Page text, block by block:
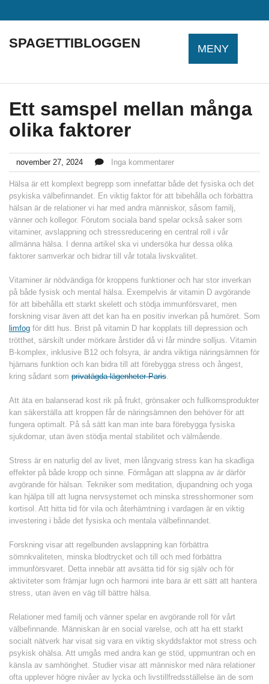
SPAGETTIBLOGGEN MENY
Ett samspel mellan många
olika faktorer
november 27, 2024 Inga kommentarer
Hälsa är ett komplext begrepp som innefattar både det fysiska och det
psykiska välbefinnandet. En viktig faktor för att bibehålla och förbättra
hälsan är de relationer vi har med andra människor, såsom familj,
vänner och kollegor. Förutom sociala band spelar också saker som
vitaminer, avslappning och stressreducering en central roll i vår
allmänna hälsa. I denna artikel ska vi undersöka hur dessa olika
faktorer samverkar och bidrar till vår totala livskvalitet.
Vitaminer är nödvändiga för kroppens funktioner och har stor inverkan
på både fysisk och mental hälsa. Exempelvis är vitamin D avgörande
för att bibehålla ett starkt skelett och stödja immunförsvaret, men
forskning visar även att det kan ha en positiv inverkan på humöret. Som
limfog för ditt hus. Brist på vitamin D har kopplats till depression och
trötthet, särskilt under mörkare årstider då vi får mindre solljus. Vitamin
B-komplex, inklusive B12 och folsyra, är andra viktiga näringsämnen för
hjärnans funktion och kan bidra till att förebygga stress och ångest,
kring sådant som privatägda lägenheter Paris.
Att äta en balanserad kost rik på frukt, grönsaker och fullkornsprodukter
kan säkerställa att kroppen får de näringsämnen den behöver för att
fungera optimalt. På så sätt kan man inte bara förebygga fysiska
sjukdomar, utan även stödja mental stabilitet och välmående.
Stress är en naturlig del av livet, men långvarig stress kan ha skadliga
effekter på både kropp och sinne. Förmågan att slappna av är därför
avgörande för hälsan. Tekniker som meditation, djupandning och yoga
kan hjälpa till att lugna nervsystemet och minska stresshormoner som
kortisol. Att hitta tid för vila och återhämtning i vardagen är en viktig
investering i både det fysiska och mentala välbefinnandet.
Forskning visar att regelbunden avslappning kan förbättra
sömnkvaliteten, minska blodtrycket och till och med förbättra
immunförsvaret. Detta innebär att avsätta tid för sig själv och för
aktiviteter som främjar lugn och harmoni inte bara är ett sätt att hantera
stress, utan även en väg till bättre hälsa.
Relationer med familj och vänner spelar en avgörande roll för vårt
välbefinnande. Människan är en social varelse, och att ha ett starkt
socialt nätverk har visat sig vara en viktig skyddsfaktor mot stress och
psykisk ohälsa. Att umgås med andra kan ge stöd, uppmuntran och en
känsla av samhörighet. Studier visar att människor med nära relationer
ofta upplever högre nivåer av lycka och livstillfredsställelse än de som